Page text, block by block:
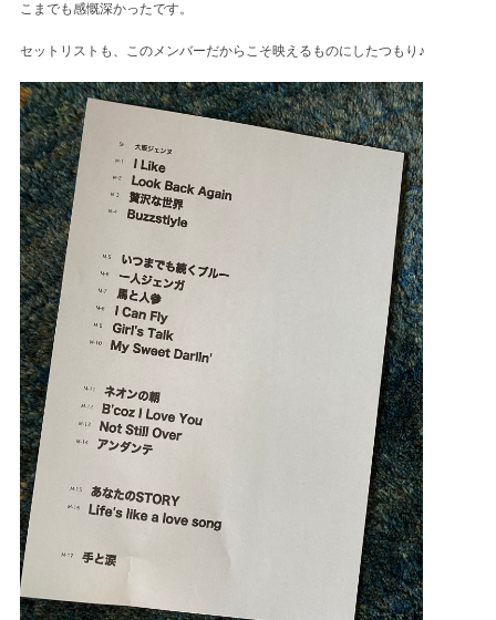
こまでも感慨深かったです。
セットリストも、このメンバーだからこそ映えるものにしたつもり♪